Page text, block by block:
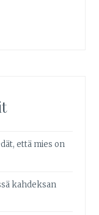
että mies on
kahdeksan